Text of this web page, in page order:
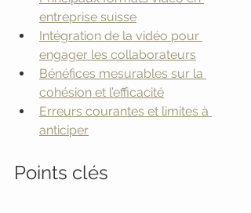
entreprise suisse
Intégration de la vidéo pour
engager les collaborateurs
Bénéfices mesurables sur la
cohésion et l’efficacité
Erreurs courantes et limites à
anticiper
Points clés